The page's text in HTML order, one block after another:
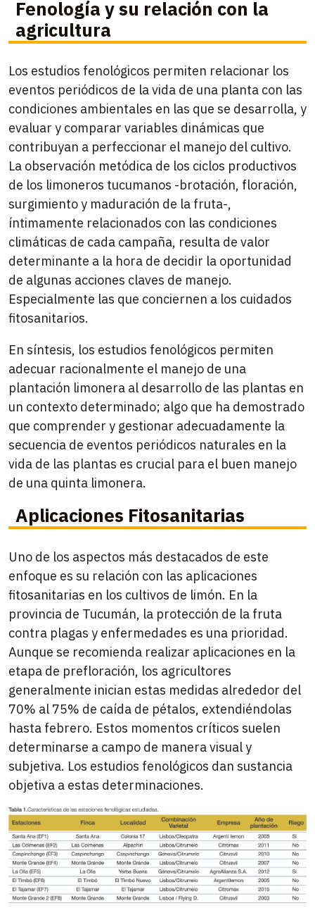
Fenología y su relación con la
agricultura
Los estudios fenológicos permiten relacionar los
eventos periódicos de la vida de una planta con las
condiciones ambientales en las que se desarrolla, y
evaluar y comparar variables dinámicas que
contribuyan a perfeccionar el manejo del cultivo.
La observación metódica de los ciclos productivos
de los limoneros tucumanos -brotación, floración,
surgimiento y maduración de la fruta-,
íntimamente relacionados con las condiciones
climáticas de cada campaña, resulta de valor
determinante a la hora de decidir la oportunidad
de algunas acciones claves de manejo.
Especialmente las que conciernen a los cuidados
fitosanitarios.
En síntesis, los estudios fenológicos permiten
adecuar racionalmente el manejo de una
plantación limonera al desarrollo de las plantas en
un contexto determinado; algo que ha demostrado
que comprender y gestionar adecuadamente la
secuencia de eventos periódicos naturales en la
vida de las plantas es crucial para el buen manejo
de una quinta limonera.
Aplicaciones Fitosanitarias
Uno de los aspectos más destacados de este
enfoque es su relación con las aplicaciones
fitosanitarias en los cultivos de limón. En la
provincia de Tucumán, la protección de la fruta
contra plagas y enfermedades es una prioridad.
Aunque se recomienda realizar aplicaciones en la
etapa de prefloración, los agricultores
generalmente inician estas medidas alrededor del
70% al 75% de caída de pétalos, extendiéndolas
hasta febrero. Estos momentos críticos suelen
determinarse a campo de manera visual y
subjetiva. Los estudios fenológicos dan sustancia
objetiva a estas determinaciones.